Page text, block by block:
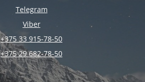
Telegram
Viber
+375 33 915-78-50
+375 29 682-78-50